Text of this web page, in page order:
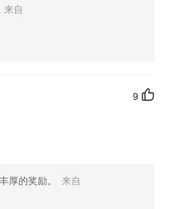
来自
9
厚的奖励。
来自